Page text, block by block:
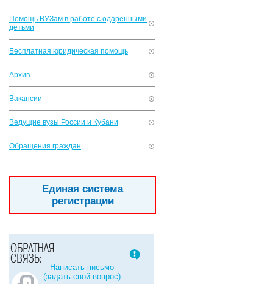
Помощь ВУЗам в работе с одаренными
детьми
Бесплатная юридическая помощь
Архив
Вакансии
Ведущие вузы России и Кубани
Обращения граждан
Единая система
регистрации
Написать письмо
(задать свой вопрос)